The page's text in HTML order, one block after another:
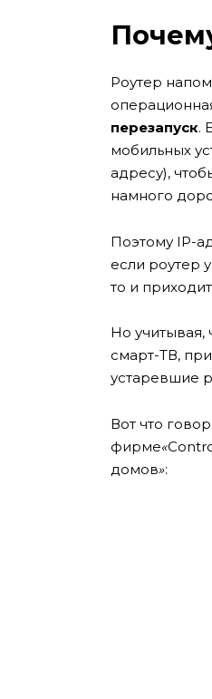
Роутер
перезапуск.
мобильных
адресу),
намного
Поэтому IP-
если роутер
то и
Но учитывая,
смарт-ТВ,
устаревшие
Вот что
фирме«
домов»: